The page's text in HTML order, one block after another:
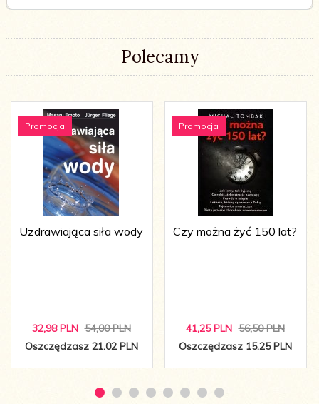
Polecamy
Promocja
Uzdrawiająca siła wody
32,98 PLN 54,00 PLN
Oszczędzasz 21.02 PLN
Promocja
Czy można żyć 150 lat?
41,25 PLN 56,50 PLN
Oszczędzasz 15.25 PLN